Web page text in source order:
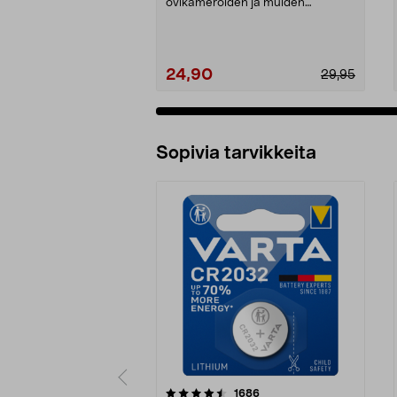
ovikameroiden ja muiden
24,90 29,95
Sopivia tarvikkeita
1686arvostelut
4.5viidestä